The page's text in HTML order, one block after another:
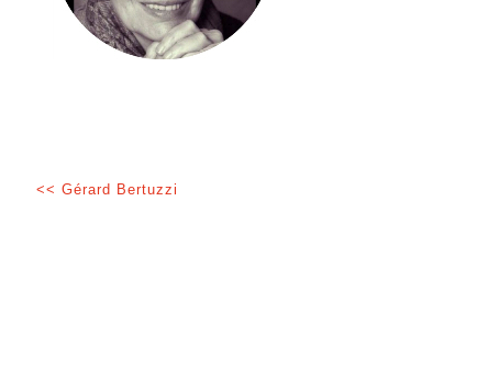
<< Gérard Bertuzzi